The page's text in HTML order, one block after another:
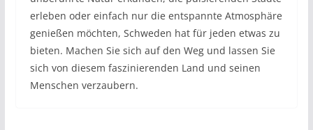
erleben oder einfach nur die entspannte Atmosphäre
genießen möchten, Schweden hat für jeden etwas zu
bieten. Machen Sie sich auf den Weg und lassen Sie
sich von diesem faszinierenden Land und seinen
Menschen verzaubern.